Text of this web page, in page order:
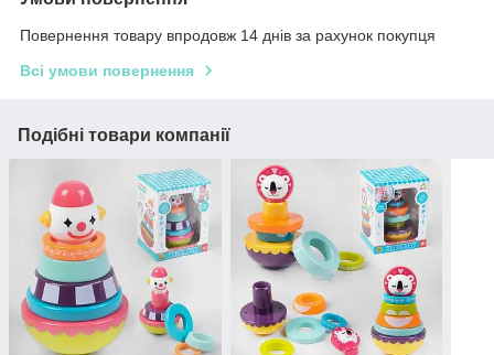
Повернення товару впродовж 14 днів за рахунок покупця
Всі умови повернення
Подібні товари компанії